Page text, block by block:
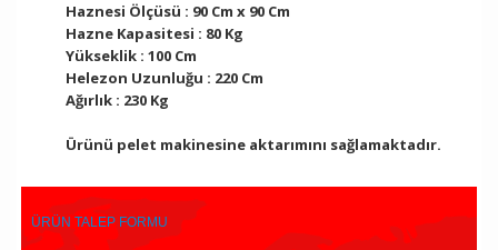
Haznesi Ölçüsü : 90 Cm x 90 Cm
Hazne Kapasitesi : 80 Kg
Yükseklik : 100 Cm
Helezon Uzunluğu : 220 Cm
Ağırlık : 230 Kg
Ürünü pelet makinesine aktarımını sağlamaktadır.
ÜRÜN TALEP FORMU